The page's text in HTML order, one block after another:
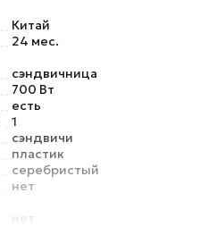
Китай
24 мес.
сэндвичница
700 Вт
есть
1
сэндвичи
пластик
серебристый
нет
нет